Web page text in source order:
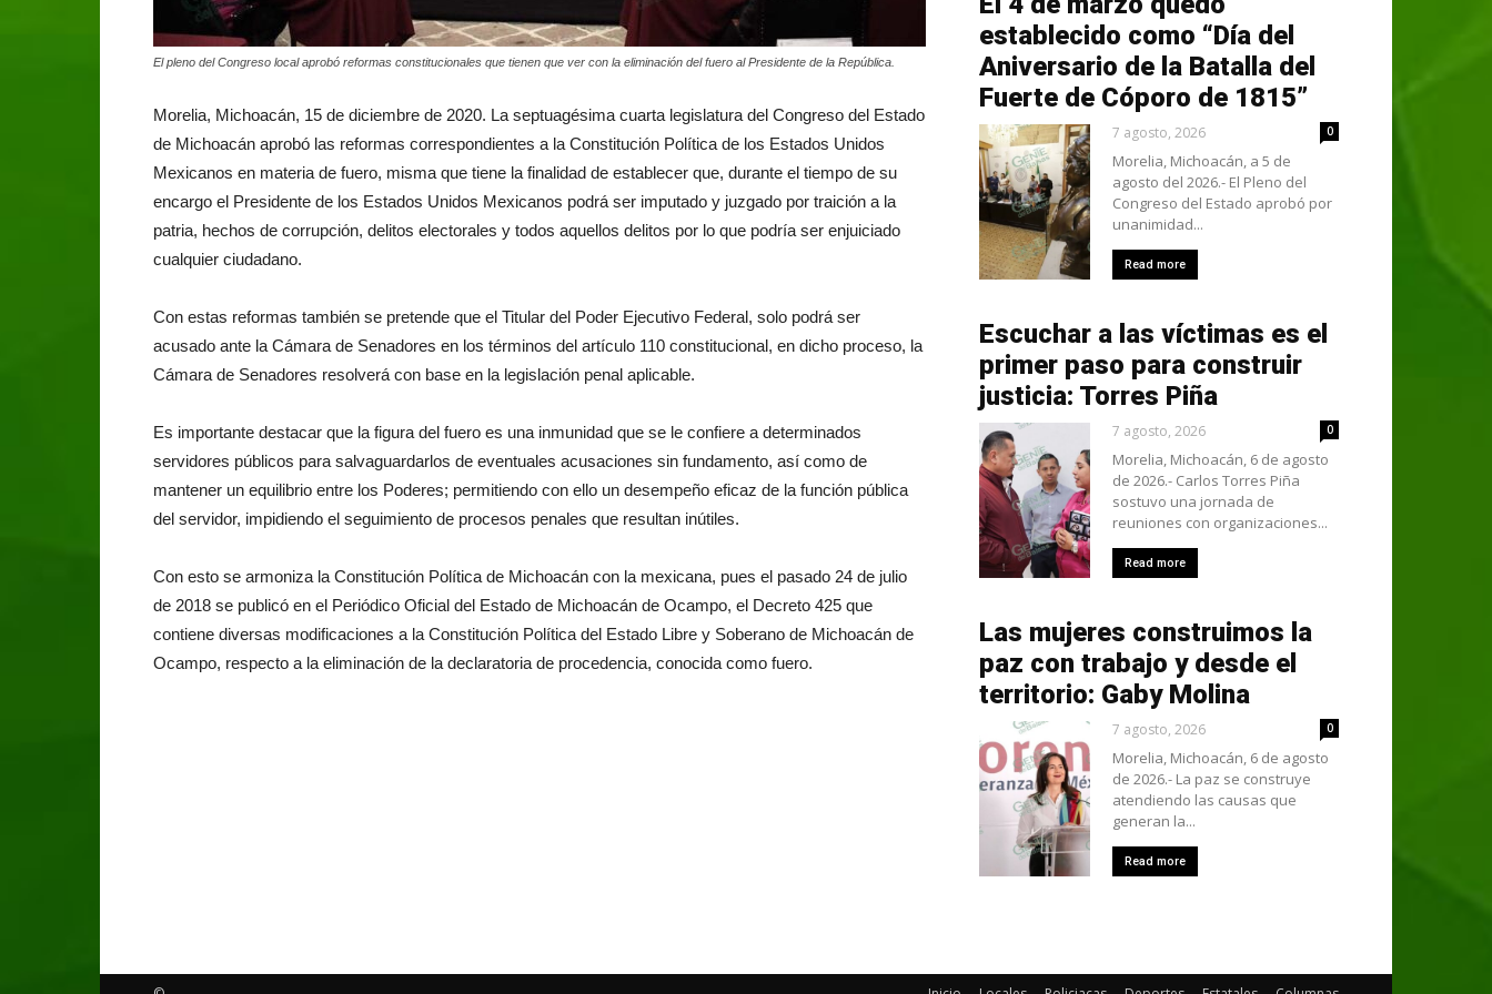
El pleno del Congreso local aprobó reformas constitucionales que tienen que ver con la eliminación del fuero al Presidente de la República.
Morelia, Michoacán, 15 de diciembre de 2020. La septuagésima cuarta legislatura del Congreso del Estado
de Michoacán aprobó las reformas correspondientes a la Constitución Política de los Estados Unidos
Mexicanos en materia de fuero, misma que tiene la finalidad de establecer que, durante el tiempo de su
encargo el Presidente de los Estados Unidos Mexicanos podrá ser imputado y juzgado por traición a la
patria, hechos de corrupción, delitos electorales y todos aquellos delitos por lo que podría ser enjuiciado
cualquier ciudadano.
Con estas reformas también se pretende que el Titular del Poder Ejecutivo Federal, solo podrá ser
acusado ante la Cámara de Senadores en los términos del artículo 110 constitucional, en dicho proceso, la
Cámara de Senadores resolverá con base en la legislación penal aplicable.
Es importante destacar que la figura del fuero es una inmunidad que se le confiere a determinados
servidores públicos para salvaguardarlos de eventuales acusaciones sin fundamento, así como de
mantener un equilibrio entre los Poderes; permitiendo con ello un desempeño eficaz de la función pública
del servidor, impidiendo el seguimiento de procesos penales que resultan inútiles.
Con esto se armoniza la Constitución Política de Michoacán con la mexicana, pues el pasado 24 de julio
de 2018 se publicó en el Periódico Oficial del Estado de Michoacán de Ocampo, el Decreto 425 que
contiene diversas modificaciones a la Constitución Política del Estado Libre y Soberano de Michoacán de
Ocampo, respecto a la eliminación de la declaratoria de procedencia, conocida como fuero.
establecido como “Día del
Aniversario de la Batalla del
Fuerte de Cóporo de 1815”
7 agosto, 2026 0
Morelia, Michoacán, a 5 de
agosto del 2026.- El Pleno del
Congreso del Estado aprobó por
unanimidad...
Read more
Escuchar a las víctimas es el
primer paso para construir
justicia: Torres Piña
7 agosto, 2026 0
Morelia, Michoacán, 6 de agosto
de 2026.- Carlos Torres Piña
sostuvo una jornada de
reuniones con organizaciones...
Read more
Las mujeres construimos la
paz con trabajo y desde el
territorio: Gaby Molina
7 agosto, 2026 0
Morelia, Michoacán, 6 de agosto
de 2026.- La paz se construye
atendiendo las causas que
generan la...
Read more